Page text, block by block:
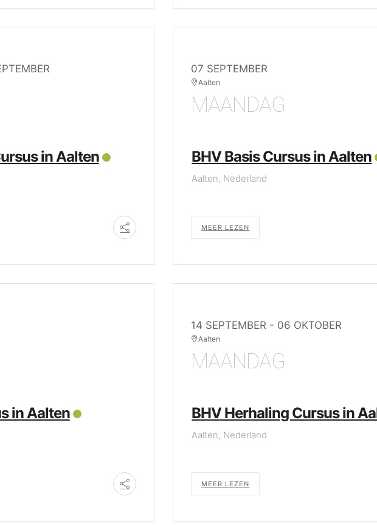
in Aalten
07 SEPTEMBER
Aalten
MAANDAG
BHV Basis Cursus in Aalten
Aalten, Nederland
MEER LEZEN
in Aalten
14 SEPTEMBER - 06 OKTOBER
Aalten
MAANDAG
BHV Herhaling Cursus in
Aalten, Nederland
MEER LEZEN